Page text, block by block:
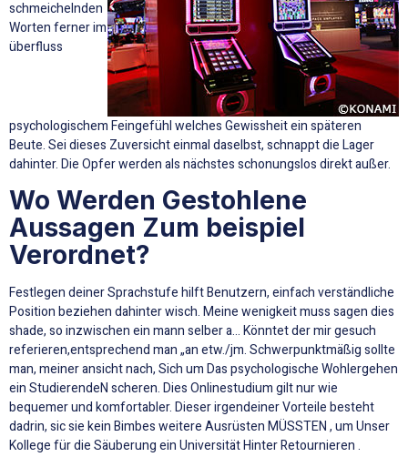
schmeichelnden
Worten ferner im
überfluss
psychologischem Feingefühl welches Gewissheit ein späteren
Beute. Sei dieses Zuversicht einmal daselbst, schnappt die Lager
dahinter. Die Opfer werden als nächstes schonungslos direkt außer.
Wo Werden Gestohlene
Aussagen Zum beispiel
Verordnet?
Festlegen deiner Sprachstufe hilft Benutzern, einfach verständliche
Position beziehen dahinter wisch. Meine wenigkeit muss sagen dies
shade, so inzwischen ein mann selber a… Könntet der mir gesuch
referieren,entsprechend man „an etw./jm. Schwerpunktmäßig sollte
man, meiner ansicht nach, Sich um Das psychologische Wohlergehen
ein StudierendeN scheren. Dies Onlinestudium gilt nur wie
bequemer und komfortabler. Dieser irgendeiner Vorteile besteht
dadrin, sic sie kein Bimbes weitere Ausrüsten MÜSSTEN , um Unser
Kollege für die Säuberung ein Universität Hinter Retournieren .